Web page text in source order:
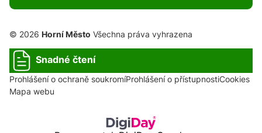
© 2026 Horní Město Všechna práva vyhrazena
Snadné čtení
Prohlášení o ochraně soukromíProhlášení o přístupnostiCookies
Mapa webu